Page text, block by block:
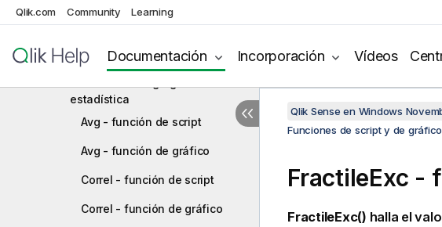
Qlik.com Community Learning
Documentación Incorporación Vídeos
contador
financiera
estadística
Avg - función de script
Avg - función de gráfico
Correl - función de script
Correl - función de gráfico
Qlik Sense en Windows
Funciones de script y de gráfico
FractileExc -
FractileExc() halla el